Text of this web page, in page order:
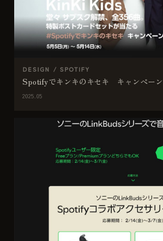
DESIGN / SPOTIFY
Spotifyでキンキのキセキ キャンペーン
2025.05